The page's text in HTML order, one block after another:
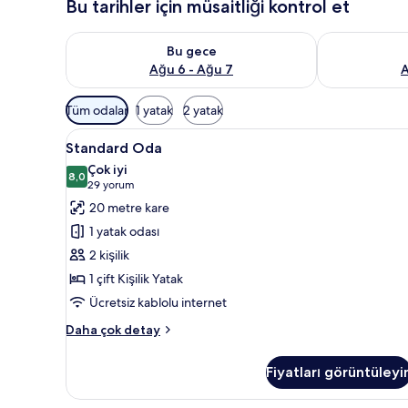
Bu tarihler için müsaitliği kontrol et
Bu gece
Ağu 6 - Ağu 7
Bu gece için müsaitliği kontrol et Ağu 6 - Ağu 7
Yarın için
Odalar
için
mevcut
filtreler
Tüm odalar 1 yatak 2 yatak
Standard
Oda
için
tüm
fotoğrafları
görün
10
Standard Oda
8,08,0 / 10
Çok iyi
29 yorum
(29
yorum)
20 metre kare
1 yatak odası
2 kişilik
1 çift Kişilik Yatak
Ücretsiz kablolu internet
Daha çok detay
Standard
fazla
Fiyatları